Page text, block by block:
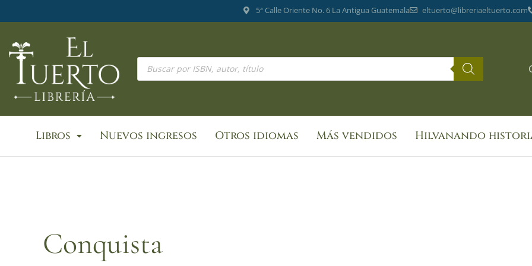
al
5ª Calle Oriente No. 6 La Antigua Guatemala eltuerto@libreriaeltuerto.com
Búsqueda
productos
Libros Nuevos ingresos Otros idiomas Más vendidos Hilvanando
Conquista